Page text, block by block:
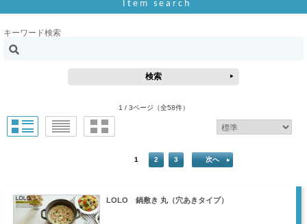
Item search
キーワード検索
1 / 3ページ （全58件）
1 2 3 次へ
LOLO 鍋敷き 丸（穴あきタイプ）